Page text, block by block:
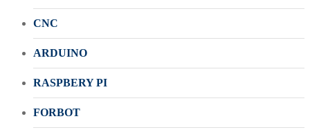
CNC
ARDUINO
RASPBERY PI
FORBOT